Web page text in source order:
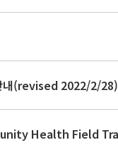
내(revised 2022/2/28)